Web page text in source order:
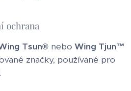
ochrana
Tsun® nebo Wing Tjun™
značky, používané pro